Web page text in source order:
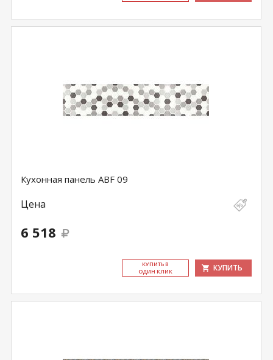
Кухонная панель ABF 09
Цена
6 518
КУ­ПИТЬ В
ОДИН КЛИК
КУПИТЬ